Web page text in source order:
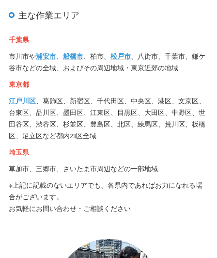
主な作業エリア
千葉県
市川市や浦安市、 船橋市、柏市、 松戸市、八街市、千葉市、鎌ケ
谷市などの全域、およびその周辺地域・東京近郊の地域
東京都
江戸川区、葛飾区、新宿区、千代田区、中央区、港区、文京区、
台東区、品川区、墨田区、江東区、目黒区、大田区、中野区、世
田谷区、渋谷区、杉並区、豊島区、北区、練馬区、荒川区、板橋
区、足立区など都内23区全域
埼玉県
草加市、三郷市、さいたま市周辺などの一部地域
※上記に記載のないエリアでも、各県内であればお力になれる場
合がございます。
お気軽にお問い合わせ・ご相談ください